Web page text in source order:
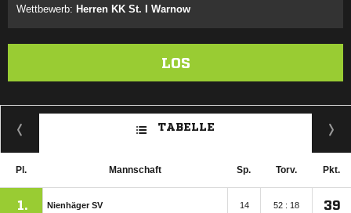
Wettbewerb: Herren KK St. I Warnow
LOS
TABELLE
Pl. Mannschaft Sp. Torv. Pkt.
1. Nienhäger SV 14 52 : 18 39